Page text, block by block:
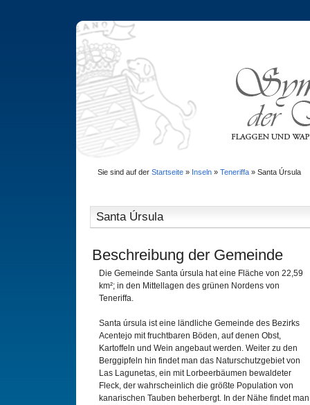
Sie sind auf der Startseite» Inseln» Teneriffa» Santa Úrsula
Santa Úrsula
Beschreibung der Gemeinde
Die Gemeinde Santa úrsula hat eine Fläche von 22,59
km²; in den Mittellagen des grünen Nordens von
Teneriffa.
Santa úrsula ist eine ländliche Gemeinde des Bezirks
Acentejo mit fruchtbaren Böden, auf denen Obst,
Kartoffeln und Wein angebaut werden. Weiter zu den
Berggipfeln hin findet man das Naturschutzgebiet von
Las Lagunetas, ein mit Lorbeerbäumen bewaldeter
Fleck, der wahrscheinlich die größte Population von
kanarischen Tauben beherbergt. In der Nähe findet man